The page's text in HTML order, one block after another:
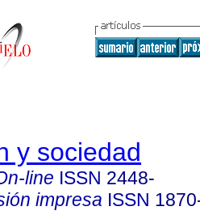
y sociedad
line ISSN 2448-
impresa ISSN